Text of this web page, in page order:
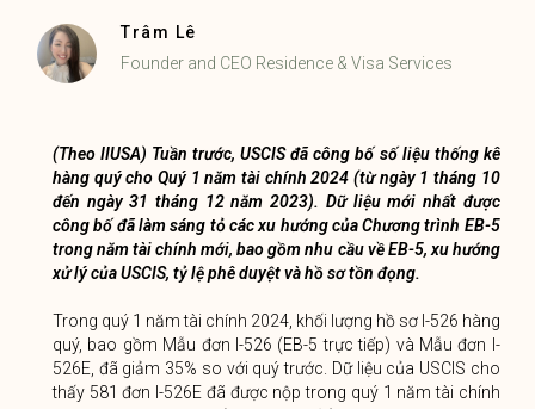
Trâm Lê
Founder and CEO Residence & Visa Services
(Theo IIUSA) Tuần trước, USCIS đã công bố số liệu thống kê
hàng quý cho Quý 1 năm tài chính 2024 (từ ngày 1 tháng 10
đến ngày 31 tháng 12 năm 2023). Dữ liệu mới nhất được
công bố đã làm sáng tỏ các xu hướng của Chương trình EB-5
trong năm tài chính mới, bao gồm nhu cầu về EB-5, xu hướng
xử lý của USCIS, tỷ lệ phê duyệt và hồ sơ tồn đọng.
Trong quý 1 năm tài chính 2024, khối lượng hồ sơ I-526 hàng
quý, bao gồm Mẫu đơn I-526 (EB-5 trực tiếp) và Mẫu đơn I-
526E, đã giảm 35% so với quý trước. Dữ liệu của USCIS cho
thấy 581 đơn I-526E đã được nộp trong quý 1 năm tài chính